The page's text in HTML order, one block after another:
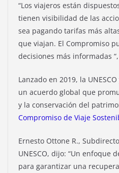
“Los viajeros están
tienen visibilidad de las
sea pagando tarifas más
que viajan. El Compromiso
decisiones más informadas
Lanzado en 2019, la
un acuerdo global que
y la conservación del
Compromiso de Viaje
Ernesto Ottone R.,
UNESCO, dijo: “Un enfoque
para garantizar una